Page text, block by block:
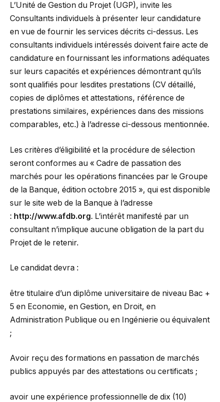
L’Unité de Gestion du Projet (UGP), invite les
Consultants individuels à présenter leur candidature
en vue de fournir les services décrits ci-dessus. Les
consultants individuels intéressés doivent faire acte de
candidature en fournissant les informations adéquates
sur leurs capacités et expériences démontrant qu’ils
sont qualifiés pour lesdites prestations (CV détaillé,
copies de diplômes et attestations, référence de
prestations similaires, expériences dans des missions
comparables, etc.) à l’adresse ci-dessous mentionnée.
Les critères d’éligibilité et la procédure de sélection
seront conformes au « Cadre de passation des
marchés pour les opérations financées par le Groupe
de la Banque, édition octobre 2015 », qui est disponible
sur le site web de la Banque à l’adresse
: http://www.afdb.org. L’intérêt manifesté par un
consultant n’implique aucune obligation de la part du
Projet de le retenir.
Le candidat devra :
être titulaire d’un diplôme universitaire de niveau Bac +
5 en Economie, en Gestion, en Droit, en
Administration Publique ou en Ingénierie ou équivalent
;
Avoir reçu des formations en passation de marchés
publics appuyés par des attestations ou certificats ;
avoir une expérience professionnelle de dix (10)